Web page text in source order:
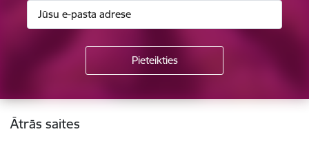
Kājene
Ātrās saites